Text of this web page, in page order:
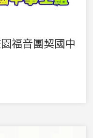
福音團契國中